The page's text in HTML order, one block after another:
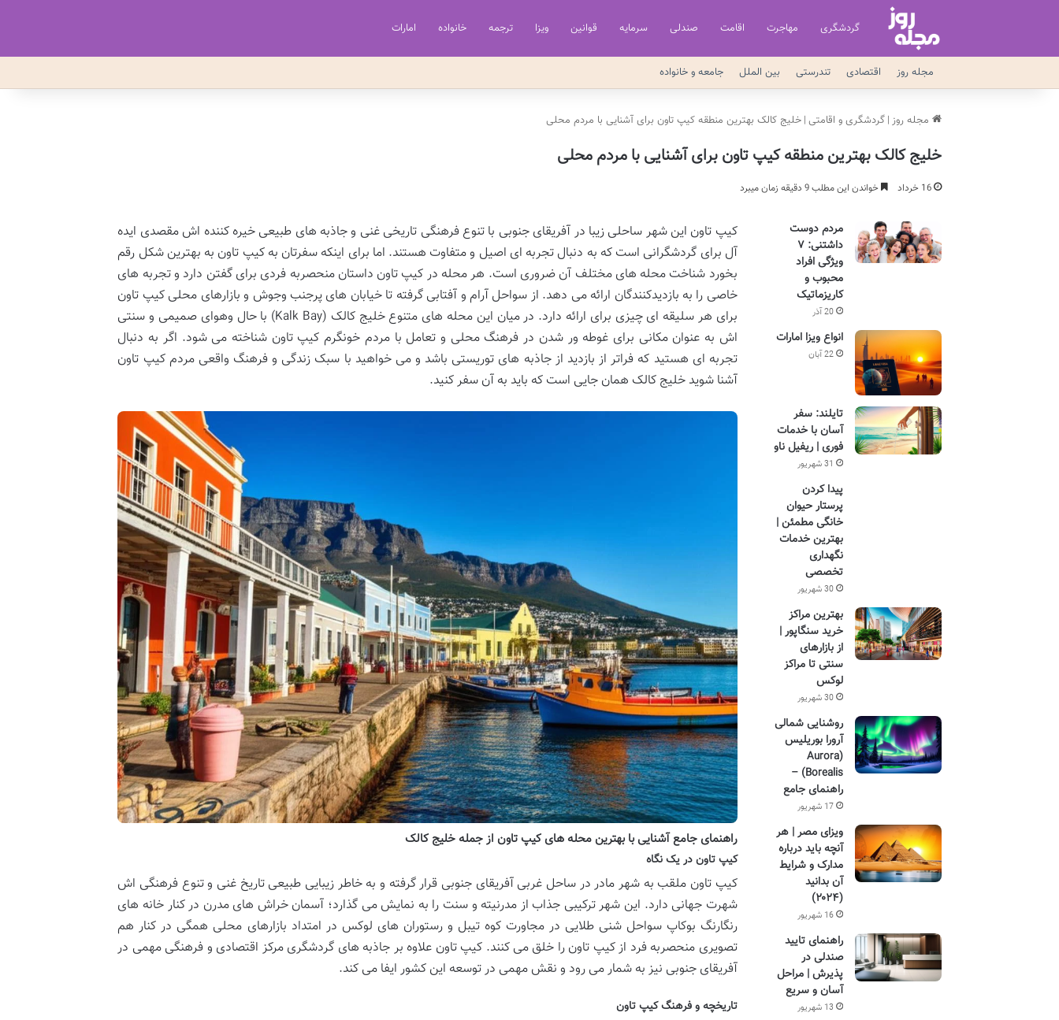
گردشگری مهاجرت اقامت صندلی سرمایه قوانین ویزا ترجمه خانواده امارات
مجله روز اقتصادی تندرستی بین الملل جامعه و خانواده
مجله روز | گردشگری و اقامتی | خلیج کالک بهترین منطقه کیپ تاون برای آشنایی با مردم محلی
خلیج کالک بهترین منطقه کیپ تاون برای آشنایی با مردم محلی
16 خرداد خواندن این مطلب 9 دقیقه زمان میبرد
کیپ تاون این شهر ساحلی زیبا در آفریقای جنوبی با تنوع فرهنگی تاریخی غنی و جاذبه های طبیعی خیره کننده اش مقصدی ایده
آل برای گردشگرانی است که به دنبال تجربه ای اصیل و متفاوت هستند. اما برای اینکه سفرتان به کیپ تاون به بهترین شکل رقم
بخورد شناخت محله های مختلف آن ضروری است. هر محله در کیپ تاون داستان منحصربه فردی برای گفتن دارد و تجربه های
خاصی را به بازدیدکنندگان ارائه می دهد. از سواحل آرام و آفتابی گرفته تا خیابان های پرجنب وجوش و بازارهای محلی کیپ تاون
برای هر سلیقه ای چیزی برای ارائه دارد. در میان این محله های متنوع خلیج کالک (Kalk Bay) با حال وهوای صمیمی و سنتی
اش به عنوان مکانی برای غوطه ور شدن در فرهنگ محلی و تعامل با مردم خونگرم کیپ تاون شناخته می شود. اگر به دنبال
تجربه ای هستید که فراتر از بازدید از جاذبه های توریستی باشد و می خواهید با سبک زندگی و فرهنگ واقعی مردم کیپ تاون
آشنا شوید خلیج کالک همان جایی است که باید به آن سفر کنید.
راهنمای جامع آشنایی با بهترین محله های کیپ تاون از جمله خلیج کالک
کیپ تاون در یک نگاه
کیپ تاون ملقب به شهر مادر در ساحل غربی آفریقای جنوبی قرار گرفته و به خاطر زیبایی طبیعی تاریخ غنی و تنوع فرهنگی اش
شهرت جهانی دارد. این شهر ترکیبی جذاب از مدرنیته و سنت را به نمایش می گذارد؛ آسمان خراش های مدرن در کنار خانه های
رنگارنگ بوکاپ سواحل شنی طلایی در مجاورت کوه تیبل و رستوران های لوکس در امتداد بازارهای محلی همگی در کنار هم
تصویری منحصربه فرد از کیپ تاون را خلق می کنند. کیپ تاون علاوه بر جاذبه های گردشگری مرکز اقتصادی و فرهنگی مهمی در
آفریقای جنوبی نیز به شمار می رود و نقش مهمی در توسعه این کشور ایفا می کند.
تاریخچه و فرهنگ کیپ تاون
مردم دوست
داشتنی: ۷
ویژگی افراد
محبوب و
کاریزماتیک
20 آذر
انواع ویزا امارات
22 آبان
تایلند: سفر
آسان با خدمات
فوری | ریفیل ناو
31 شهریور
پیدا کردن
پرستار حیوان
خانگی مطمئن |
بهترین خدمات
نگهداری
تخصصی
30 شهریور
بهترین مراکز
خرید سنگاپور |
از بازارهای
سنتی تا مراکز
لوکس
30 شهریور
روشنایی شمالی
آرورا بوریلیس
(Aurora
Borealis) –
راهنمای جامع
17 شهریور
ویزای مصر | هر
آنچه باید درباره
مدارک و شرایط
آن بدانید
(۲۰۲۴)
16 شهریور
راهنمای تایید
صندلی در
پذیرش | مراحل
آسان و سریع
13 شهریور